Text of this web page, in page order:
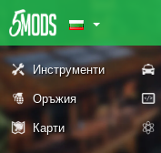
Инструменти
Оръжия
Карти